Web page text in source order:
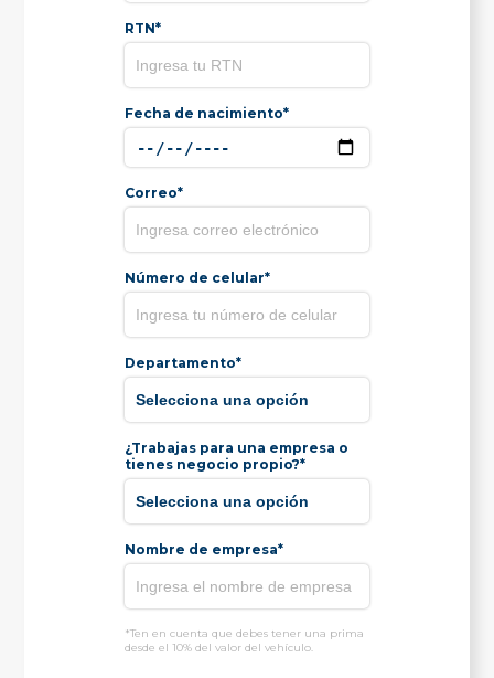
RTN*
Fecha de nacimiento*
Correo*
Número de celular*
Departamento*
¿Trabajas para una empresa o
tienes negocio propio?*
Nombre de empresa*
*Ten en cuenta que debes tener una prima
desde el 10% del valor del vehículo.